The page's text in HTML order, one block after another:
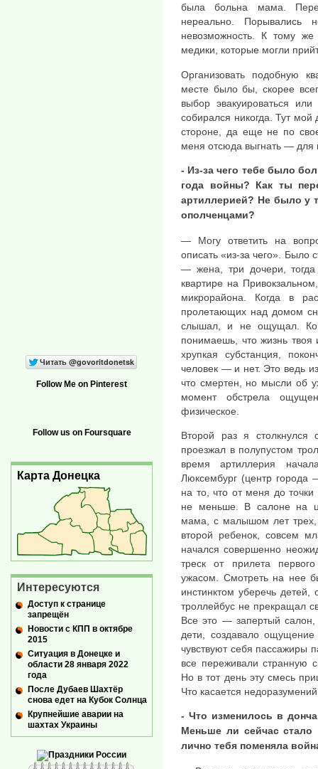
была больна мама.
нереально. Порывались
невозможность. К тому
медики, которые могли
Организовать подобную
месте было бы, скорее
выбор эвакуироваться
собирался никогда. Тут
стороне, да еще не по
меня отсюда выгнать — для
- Из-за чего тебе было
года войны? Как ты
артиллерией? Не было у
ополченцами?
— Могу ответить на
описать «из-за чего». Было
— жена, три дочери,
квартире на
микрорайона. Когда в
пролетающих над домом
слышал, и не ощущал.
понимаешь, что жизнь
хрупкая субстанция,
человек — и нет. Это ведь
что смертен, но мысли об
момент обстрела
физическое.
Второй раз я столкнулся
проезжал в полупустом
время артиллерия
Люксембург (центр города
на то, что от меня до
не меньше. В салоне на
мама, с малышом лет трех,
второй ребенок, совсем
начался совершенно
треск от прилета
ужасом. Смотреть на нее
инстинктом уберечь
троллейбус не прекращал
Все это — запертый
дети, создавало ощущение
чувствуют себя
все переживали странную
Но в тот день эту смесь
Что касается
- Что изменилось в
Меньше ли сейчас стало
лично тебя поменяла
Follow Me on Pinterest
Follow us on Foursquare
Карта Донецка
Интересуются
Доступ к странице
запрещён
Новости с КПП в октябре
2015
Ситуация в Донецке и
области 28 января 2022
года
После Дубаев Шахтёр
снова едет на Кубок Солнца
Крупнейшие аварии на
шахтах Украины